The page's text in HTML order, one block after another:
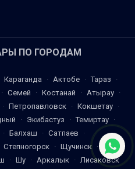
ПО ГОРОДАМ
Караганда · Актобе · Тараз
·
· Семей · Костанай · Атырау ·
· Петропавловск · Кокшетау ·
· Экибастуз · Темиртау ·
· Балхаш · Сатпаев
·
Степногорск · Щучинск ·
Есик
· Шу · Аркалык ·
Лисаковск